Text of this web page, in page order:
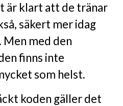
är klart att de tränar
säkert mer idag
Men med den
finns inte
som helst.
koden gäller det